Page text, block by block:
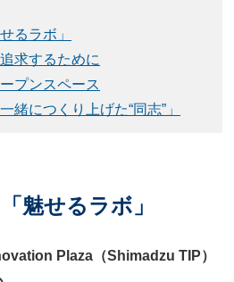
るラボ」
求するために
プンスペース
緒につくり上げた“同志”」
魅せるラボ」
Plaza（Shimadzu TIP）